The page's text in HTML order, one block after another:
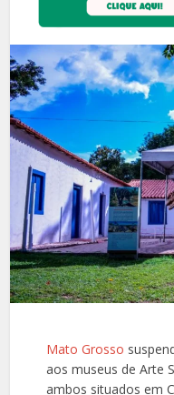
Mato Grosso
aos museus de Arte
ambos situados em